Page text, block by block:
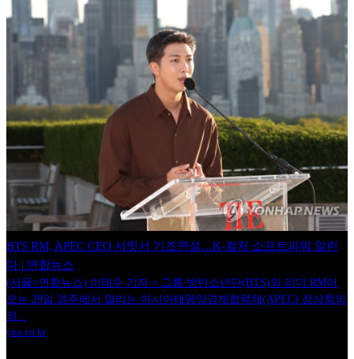
BTS RM, APEC CEO 서밋서 기조연설…K-컬처 소프트파워 알린
다 | 연합뉴스
(서울=연합뉴스) 이태수 기자 = 그룹 방탄소년단(BTS)의 리더 RM이
오는 29일 경주에서 열리는 아시아태평양경제협력체(APEC) 정상회의
의...
yna.co.kr